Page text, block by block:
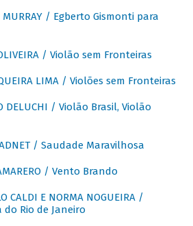
MURRAY / Egberto Gismonti para
/ Violão sem Fronteiras
LIMA / Violões sem Fronteiras
DELUCHI / Violão Brasil, Violão
/ Saudade Maravilhosa
/ Vento Brando
CALDI E NORMA NOGUEIRA /
Rio de Janeiro